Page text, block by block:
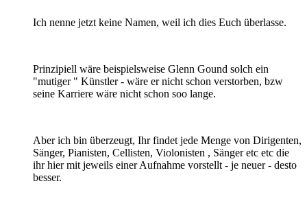
Ich nenne jetzt keine Namen, weil ich dies Euch überlasse.
Prinzipiell wäre beispielsweise Glenn Gound solch ein
"mutiger " Künstler - wäre er nicht schon verstorben, bzw
seine Karriere wäre nicht schon soo lange.
Aber ich bin überzeugt, Ihr findet jede Menge von Dirigenten,
Sänger, Pianisten, Cellisten, Violonisten , Sänger etc etc die
ihr hier mit jeweils einer Aufnahme vorstellt - je neuer - desto
besser.